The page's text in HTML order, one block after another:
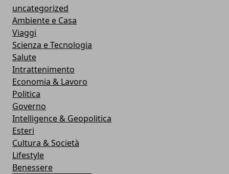
uncategorized
Ambiente e Casa
Viaggi
Scienza e Tecnologia
Salute
Intrattenimento
Economia & Lavoro
Politica
Governo
Intelligence & Geopolitica
Esteri
Cultura & Società
Lifestyle
Benessere